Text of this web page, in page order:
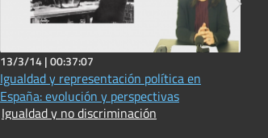
13/3/14 |00:37:07
Igualdad y representación política en
España: evolución y perspectivas
Igualdad y no discriminación